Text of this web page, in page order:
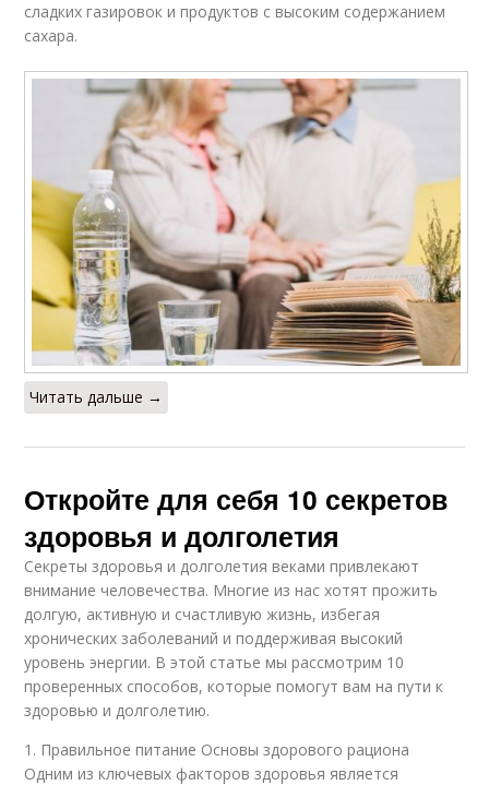
сладких газировок и продуктов с высоким содержанием
сахара.
Читать дальше →
Откройте для себя 10 секретов
здоровья и долголетия
Секреты здоровья и долголетия веками привлекают
внимание человечества. Многие из нас хотят прожить
долгую, активную и счастливую жизнь, избегая
хронических заболеваний и поддерживая высокий
уровень энергии. В этой статье мы рассмотрим 10
проверенных способов, которые помогут вам на пути к
здоровью и долголетию.
1. Правильное питание Основы здорового рациона
Одним из ключевых факторов здоровья является